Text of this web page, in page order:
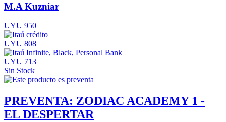
M.A Kuzniar
UYU 950
UYU 808
UYU 713
Sin Stock
PREVENTA: ZODIAC ACADEMY 1 -
EL DESPERTAR